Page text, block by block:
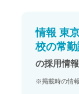
情報 東
校の常
の採用情
※掲載時の情